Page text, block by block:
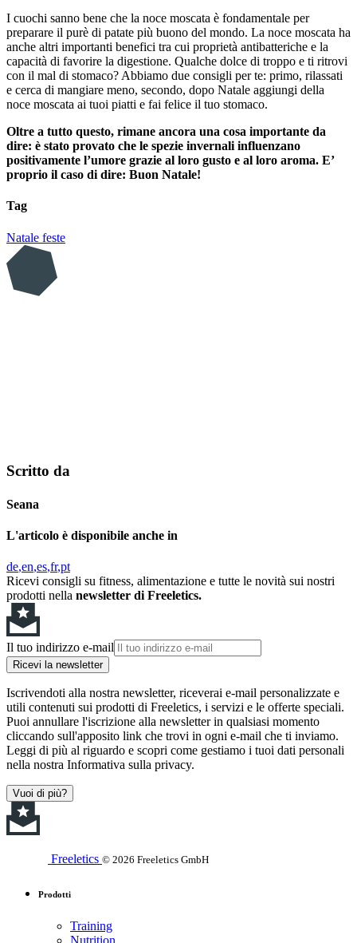
I cuochi sanno bene che la noce moscata è fondamentale per
preparare il purè di patate più buono del mondo. La noce moscata ha
anche altri importanti benefici tra cui proprietà antibatteriche e la
capacità di favorire la digestione. Qualche dolce di troppo e ti ritrovi
con il mal di stomaco? Abbiamo due consigli per te: primo, rilassati
e cerca di mangiare meno, secondo, dopo Natale aggiungi della
noce moscata ai tuoi piatti e fai felice il tuo stomaco.
Oltre a tutto questo, rimane ancora una cosa importante da
dire: è stato provato che le spezie invernali influenzano
positivamente l’umore grazie al loro gusto e al loro aroma. E’
proprio il caso di dire: Buon Natale!
Tag
Natale feste
Scritto da
Seana
L'articolo è disponibile anche in
de en es fr pt
Ricevi consigli su fitness, alimentazione e tutte le novità sui nostri
prodotti nella newsletter di Freeletics.
Il tuo indirizzo e-mail
Ricevi la newsletter
Iscrivendoti alla nostra newsletter, riceverai e-mail personalizzate e
utili contenuti sui prodotti di Freeletics, i servizi e le offerte speciali.
Puoi annullare l'iscrizione alla newsletter in qualsiasi momento
cliccando sull'apposito link che trovi in ogni e-mail che ti inviamo.
Leggi di più al riguardo e scopri come gestiamo i tuoi dati personali
nella nostra Informativa sulla privacy.
Vuoi di più?
Freeletics © 2026 Freeletics GmbH
Prodotti
Training
Nutrition